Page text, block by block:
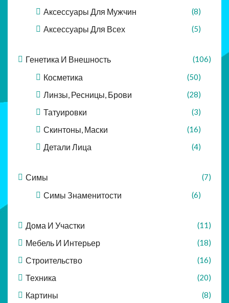
Аксессуары Для Мужчин (8)
Аксессуары Для Всех (5)
Генетика И Внешность (106)
Косметика (50)
Линзы, Ресницы, Брови (28)
Татуировки (3)
Скинтоны, Маски (16)
Детали Лица (4)
Симы (7)
Симы Знаменитости (6)
Дома И Участки (11)
Мебель И Интерьер (18)
Строительство (16)
Техника (20)
Картины (8)